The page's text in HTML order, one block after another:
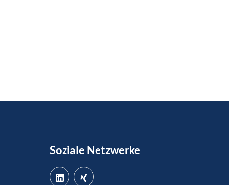
Soziale Netzwerke